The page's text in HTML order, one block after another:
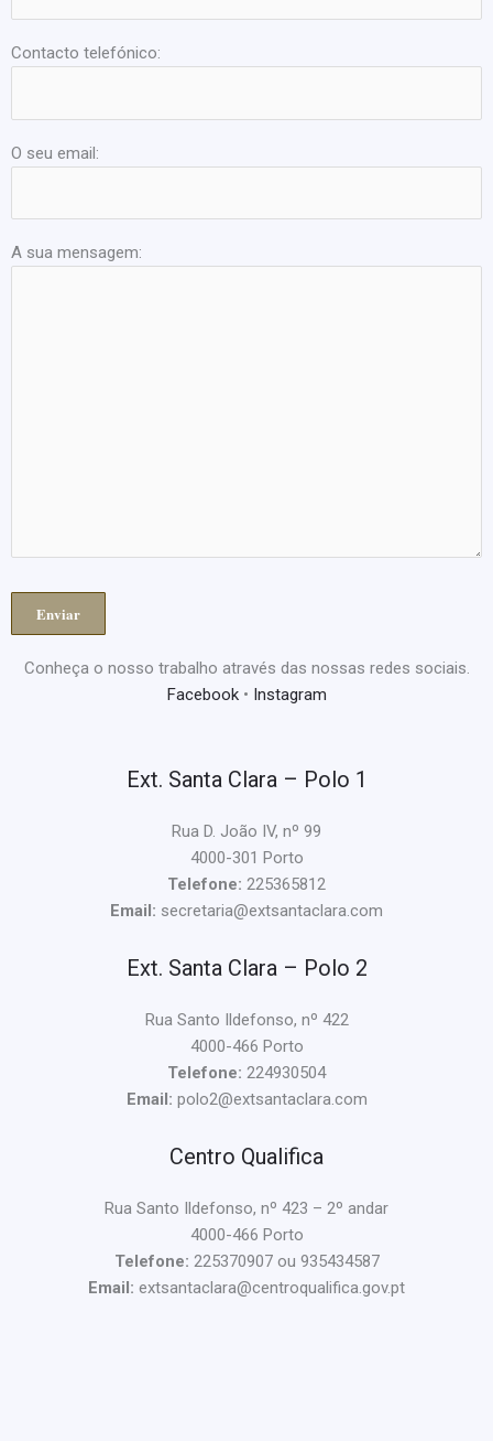
Contacto telefónico:
O seu email:
A sua mensagem:
Conheça o nosso trabalho através das nossas redes sociais.
Facebook• Instagram
Ext. Santa Clara – Polo 1
Rua D. João IV, nº 99
4000-301 Porto
Telefone: 225365812
Email: secretaria@extsantaclara.com
Ext. Santa Clara – Polo 2
Rua Santo Ildefonso, nº 422
4000-466 Porto
Telefone: 224930504
Email: polo2@extsantaclara.com
Centro Qualifica
Rua Santo Ildefonso, nº 423 – 2º andar
4000-466 Porto
Telefone: 225370907 ou 935434587
Email: extsantaclara@centroqualifica.gov.pt